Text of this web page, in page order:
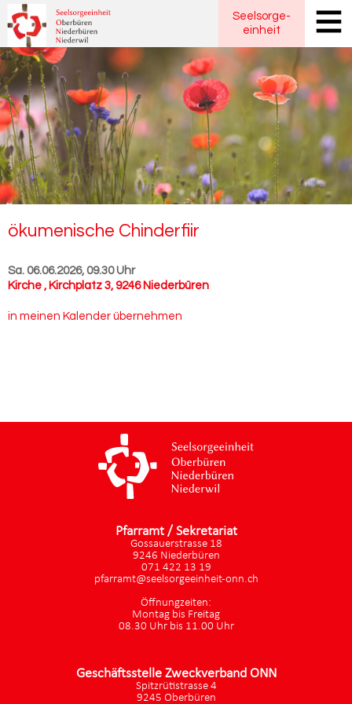
Seelsorge-
einheit
öku­me­ni­sche Chin­der­fiir
Sa. 06.06.2026, 09.30 Uhr
Kirche , Kirchplatz 3, 9246 Niederbüren
in meinen Kalender übernehmen
Pfarramt / Sekretariat
Gossauerstrasse 18
9246 Niederbüren
071 422 13 19
pfarramt@seelsorgeeinheit-onn.ch
Öffnungzeiten:
Montag bis Freitag
08.30 Uhr bis 11.00 Uhr
Geschäftsstelle Zweckverband ONN
Spitzrütistrasse 4
9245 Oberbüren